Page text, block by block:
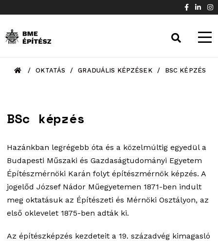
/ OKTATÁS / GRADUÁLIS KÉPZÉSEK / BSC KÉPZÉS
BSc képzés
Hazánkban legrégebb óta és a közelmúltig egyedül a
Budapesti Műszaki és Gazdaságtudományi Egyetem
Építészmérnöki Karán folyt építészmérnök képzés. A
jogelőd József Nádor Műegyetemen 1871-ben indult
meg oktatásuk az Építészeti és Mérnöki Osztályon, az
első oklevelet 1875-ben adták ki.
Az építészképzés kezdeteit a 19. századvég kimagasló